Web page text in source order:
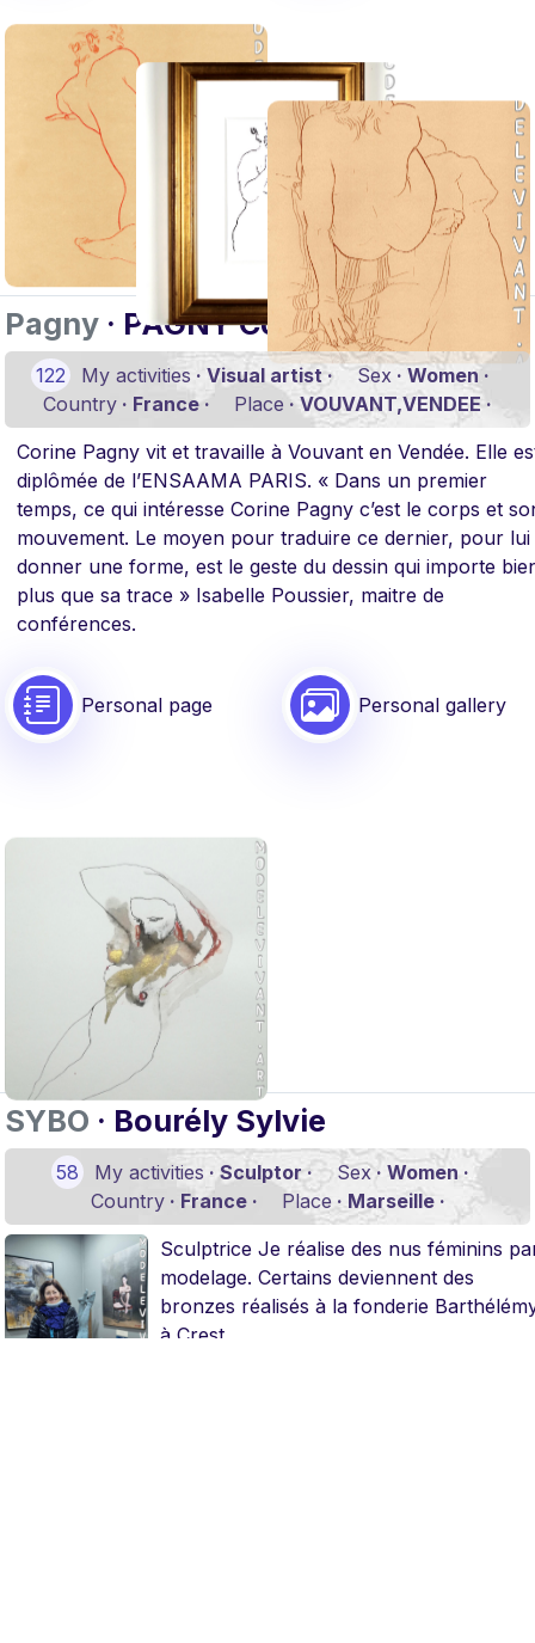
Pagny · PAGNY Corine
122 My activities · Visual artist · Sex · Women ·
Country · France · Place · VOUVANT,VENDEE ·
Corine Pagny vit et travaille à Vouvant en Vendée. Elle
diplômée de l’ENSAAMA PARIS. « Dans un premier
temps, ce qui intéresse Corine Pagny c’est le corps et
mouvement. Le moyen pour traduire ce dernier, pour lui
donner une forme, est le geste du dessin qui importe
plus que sa trace » Isabelle Poussier, maitre de
conférences.
Personal page Personal gallery
SYBO · Bourély Sylvie
58 My activities · Sculptor · Sex· Women ·
Country· France · Place· Marseille ·
Sculptrice Je réalise des nus féminins
modelage. Certains deviennent des
bronzes réalisés à la fonderie
à Crest.